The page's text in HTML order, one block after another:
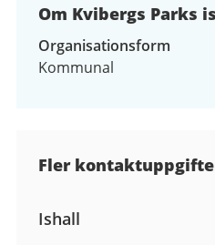
Om Kvibergs Parks
Organisationsform
Kommunal
Fler
Ishall